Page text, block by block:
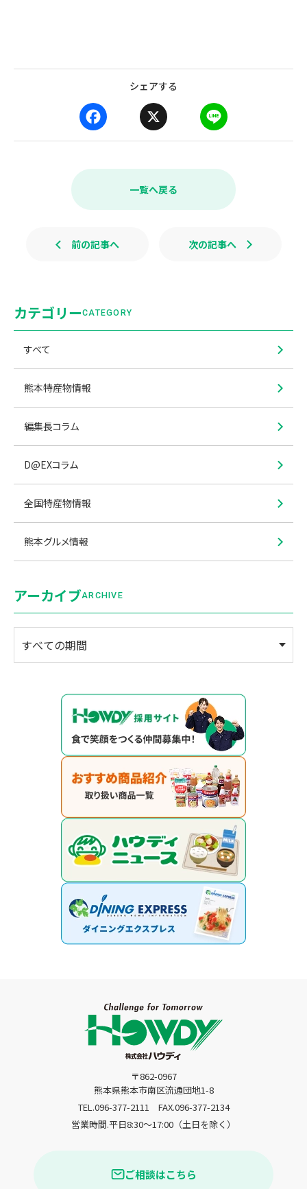
シェアする
a
e
k
i
e
一覧へ戻る
前の記事へ 次の記事へ
カテゴリーCATEGORY
すべて
熊本特産物情報
編集長コラム
D@EXコラム
全国特産物情報
熊本グルメ情報
アーカイブARCHIVE
〒862-0967
熊本県熊本市南区流通団地1-8
TEL.096-377-2111
FAX.096-377-2134
営業時間.平日8:30〜17:00（土日を除く）
ご相談はこちら